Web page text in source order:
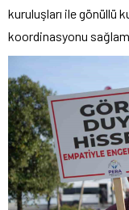
kuruluşları ile gönüllü
koordinasyonu